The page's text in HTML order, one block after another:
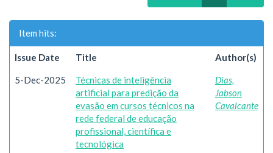
Item hits:
Issue Date Title Author(s)
5-Dec-2025
Técnicas de inteligência
artificial para predição da
evasão em cursos técnicos na
rede federal de educação
profissional, científica e
tecnológica
Dias,
Jabson
Cavalcante